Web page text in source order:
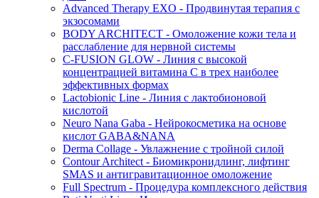
Advanced Therapy EXO - Продвинутая терапия с
экзосомами
BODY ARCHITECT - Омоложение кожи тела и
расслабление для нервной системы
C-FUSION GLOW - Линия с высокой
концентрацией витамина C в трех наиболее
эффективных формах
Lactobionic Line - Линия с лактобионовой
кислотой
Neuro Nana Gaba - Нейрокосметика на основе
кислот GABA&NANA
Derma Collage - Увлажнение с тройной силой
Contour Architect - Биомикронидлинг, лифтинг
SMAS и антигравитационное омоложение
Full Spectrum - Процедура комплексного действия